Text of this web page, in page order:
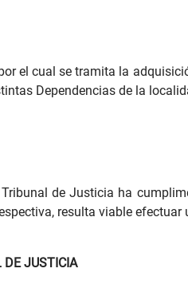
por el cual se tramita la
Dependencias de la
de Justicia ha
resulta viable
DE JUSTICIA